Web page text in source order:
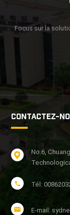
Focus sur la
CONTACTEZ-
No.6,
Tél:
E-mail: